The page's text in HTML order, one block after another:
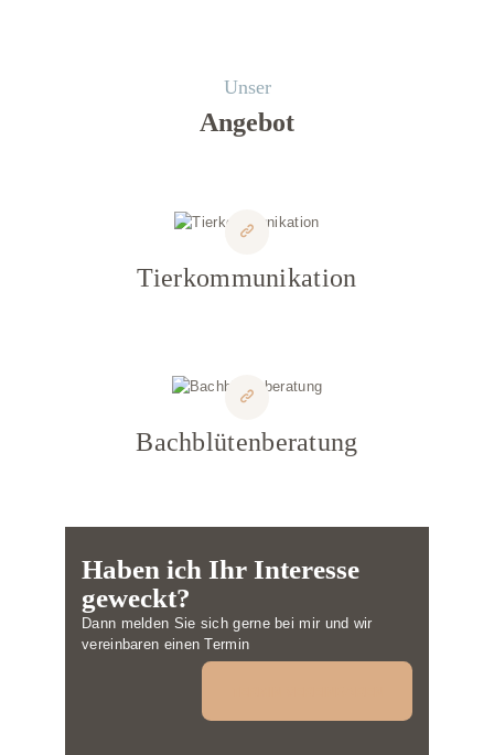
Unser
Angebot
Tierkommunikation
Bachblütenberatung
Haben ich Ihr Interesse
geweckt?
Dann melden Sie sich gerne bei mir und wir
vereinbaren einen Termin